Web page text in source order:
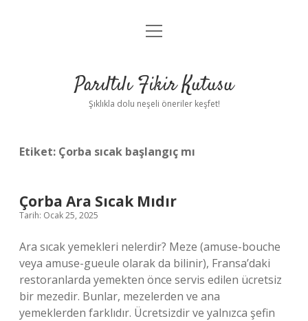
Anasayfa
Yasal Uyarı
menüyü
Parıltılı Fikir Kutusu
Şıklıkla dolu neşeli öneriler keşfet!
Etiket: Çorba sıcak başlangıç mı
Çorba Ara Sıcak Mıdır
Tarih: Ocak 25, 2025
Ara sıcak yemekleri nelerdir? Meze (amuse-bouche
veya amuse-gueule olarak da bilinir), Fransa’daki
restoranlarda yemekten önce servis edilen ücretsiz
bir mezedir. Bunlar, mezelerden ve ana
yemeklerden farklıdır. Ücretsizdir ve yalnızca şefin